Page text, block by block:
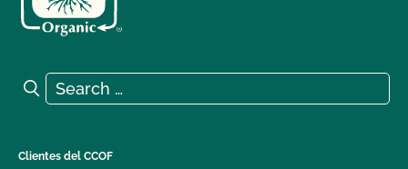
Search for:
Search
Clientes del CCOF